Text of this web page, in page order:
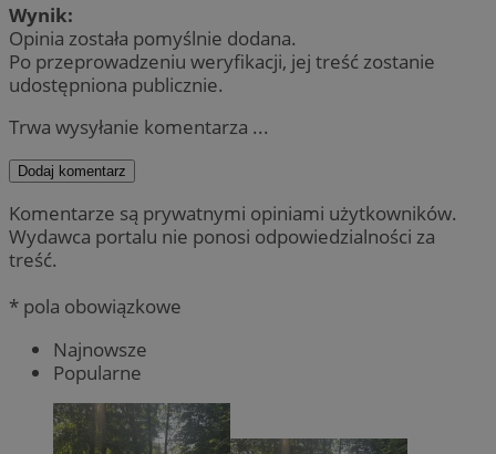
Wynik:
Opinia została pomyślnie dodana.
Po przeprowadzeniu weryfikacji, jej treść zostanie
udostępniona publicznie.
Trwa wysyłanie komentarza ...
Dodaj komentarz
Komentarze są prywatnymi opiniami użytkowników.
Wydawca portalu nie ponosi odpowiedzialności za
treść.
* pola obowiązkowe
Najnowsze
Popularne